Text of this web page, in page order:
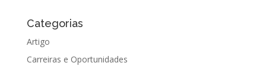
Categorias
Artigo
Carreiras e Oportunidades